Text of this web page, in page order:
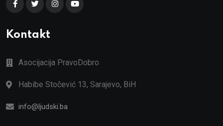
Kontakt
Asocijacija PravoDobro
Habibe Stočević 13, Sarajevo, BiH
info@ljudski.ba